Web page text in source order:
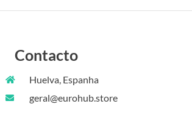
Contacto
Huelva, Espanha
geral@eurohub.store